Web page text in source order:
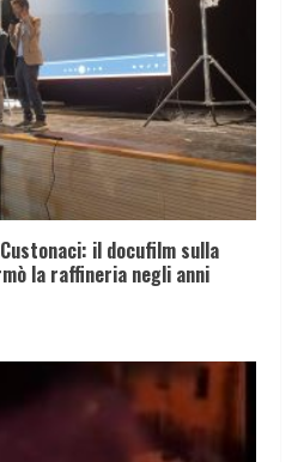
il docufilm sulla
la raffineria negli anni